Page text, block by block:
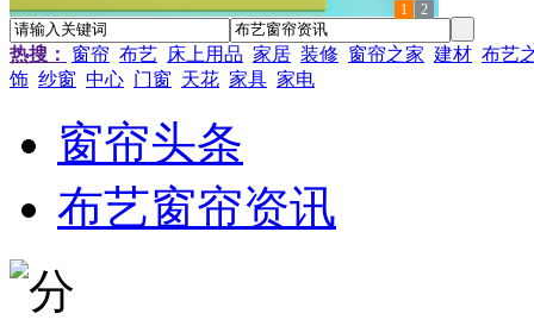
1 2
热搜： 窗帘 布艺 床上用品 家居 装修 窗帘之家 建材 布艺
饰 纱窗 中心 门窗 天花 家具 家电
窗帘头条
布艺窗帘资讯